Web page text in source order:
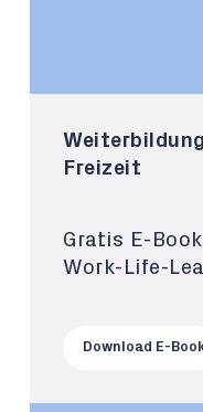
Freizeit
Gratis E-
Work-Life-
Download E-